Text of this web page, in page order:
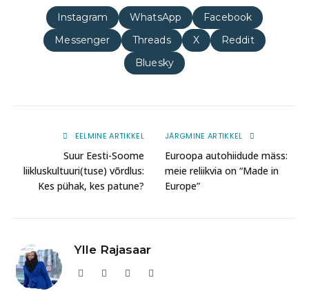
Instagram WhatsApp
Facebook
Messenger
Threads X
Reddit
Bluesky
EELMINE ARTIKKEL
Suur Eesti-Soome
liikluskultuuri(tuse) võrdlus:
Kes pühak, kes patune?
JÄRGMINE ARTIKKEL
Euroopa autohiidude mäss:
meie reliikvia on “Made in
Europe”
Ylle Rajasaar
Website FacebookInstagram